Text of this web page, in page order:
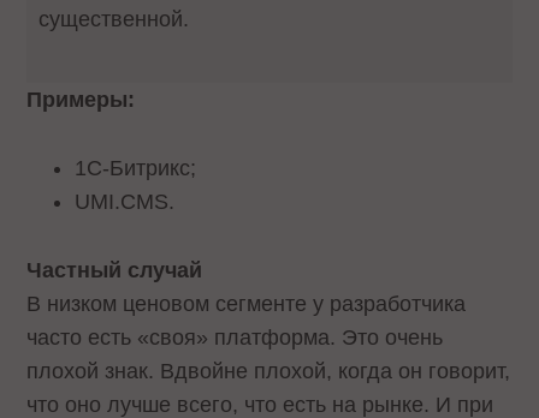
существенной.
Примеры:
1С-Битрикс;
UMI.CMS.
Частный случай
В низком ценовом сегменте у разработчика
часто есть «своя» платформа. Это очень
плохой знак. Вдвойне плохой, когда он говорит,
что оно лучше всего, что есть на рынке. И при